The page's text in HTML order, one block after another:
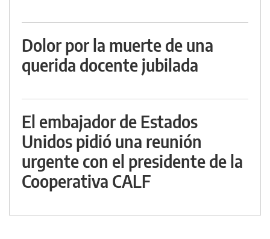
Dolor por la muerte de una
querida docente jubilada
El embajador de Estados
Unidos pidió una reunión
urgente con el presidente de la
Cooperativa CALF